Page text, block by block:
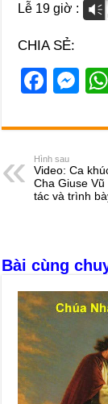
Lễ 19 giờ : Vm
CHIA SẺ:
F
c
e
b
o
k
M
ss
n
g
Hình sau
Video: Ca
Cha Giuse
tác và trình
Bài cùng